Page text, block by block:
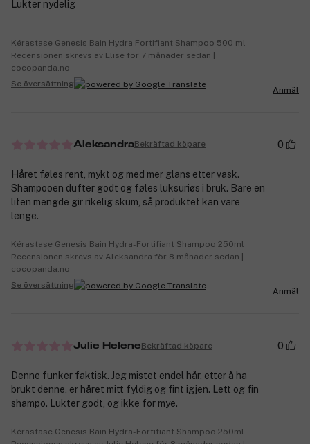
Lukter nydelig
Kérastase Genesis Bain Hydra Fortifiant Shampoo 500 ml
Recensionen skrevs av Elise för 7 månader sedan |
cocopanda.no
Se översättning
Anmäl
AleksandraBekräftad köpare 0
Håret føles rent, mykt og med mer glans etter vask.
Shampooen dufter godt og føles luksuriøs i bruk. Bare en
liten mengde gir rikelig skum, så produktet kan vare
lenge.
Kérastase Genesis Bain Hydra-Fortifiant Shampoo 250ml
Recensionen skrevs av Aleksandra för 8 månader sedan |
cocopanda.no
Se översättning
Anmäl
Julie HeleneBekräftad köpare 0
Denne funker faktisk. Jeg mistet endel hår, etter å ha
brukt denne, er håret mitt fyldig og fint igjen. Lett og fin
shampo. Lukter godt, og ikke for mye.
Kérastase Genesis Bain Hydra-Fortifiant Shampoo 250ml